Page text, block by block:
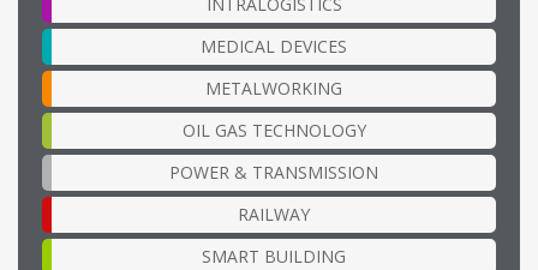
INTRALOGISTICS
MEDICAL DEVICES
METALWORKING
OIL GAS TECHNOLOGY
POWER & TRANSMISSION
RAILWAY
SMART BUILDING